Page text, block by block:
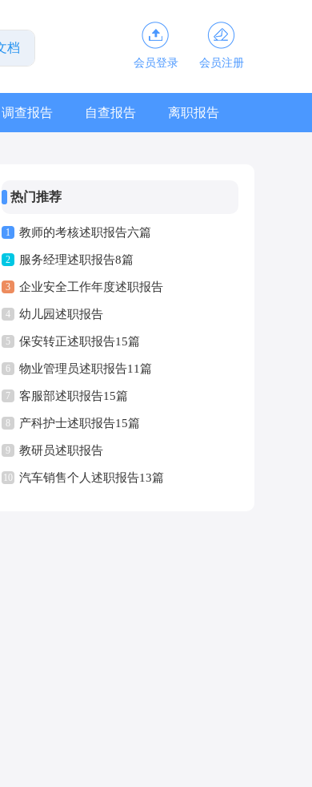
会员登录 会员注册
调查报告 自查报告 离职报告
热门推荐
1 教师的考核述职报告六篇
2 服务经理述职报告8篇
3 企业安全工作年度述职报告
4 幼儿园述职报告
5 保安转正述职报告15篇
6 物业管理员述职报告11篇
7 客服部述职报告15篇
8 产科护士述职报告15篇
9 教研员述职报告
10 汽车销售个人述职报告13篇